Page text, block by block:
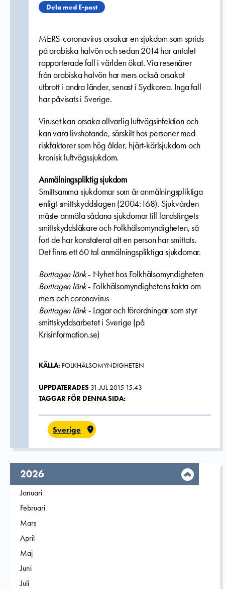
Dela med E-post
MERS-coronavirus orsakar en sjukdom som sprids
på arabiska halvön och sedan 2014 har antalet
rapporterade fall i världen ökat. Via resenärer
från arabiska halvön har mers också orsakat
utbrott i andra länder, senast i Sydkorea. Inga fall
har påvisats i Sverige.
Viruset kan orsaka allvarlig luftvägsinfektion och
kan vara livshotande, särskilt hos personer med
riskfaktorer som hög ålder, hjärt-kärlsjukdom och
kronisk luftvägssjukdom.
Anmälningspliktig sjukdom
Smittsamma sjukdomar som är anmälningspliktiga
enligt smittskyddslagen (2004:168). Sjukvården
måste anmäla sådana sjukdomar till landstingets
smittskyddsläkare och Folkhälsomyndigheten, så
fort de har konstaterat att en person har smittats.
Det finns ett 60 tal anmälningspliktiga sjukdomar.
Borttagen länk- Nyhet hos Folkhälsomyndigheten
Borttagen länk- Folkhälsomyndighetens fakta om
mers och coronavirus
Borttagen länk - Lagar och förordningar som styr
smittskyddsarbetet i Sverige (på
Krisinformation.se)
KÄLLA: FOLKHÄLSOMYNDIGHETEN
UPPDATERADES 31 JUL 2015 15:43
TAGGAR FÖR DENNA SIDA:
Sverige
År,
2026
Filtrera på
Januari
Filtrera på
Februari
Filtrera på
Mars
Filtrera på
April
Filtrera på
Maj
Filtrera på
Juni
Filtrera på
Juli